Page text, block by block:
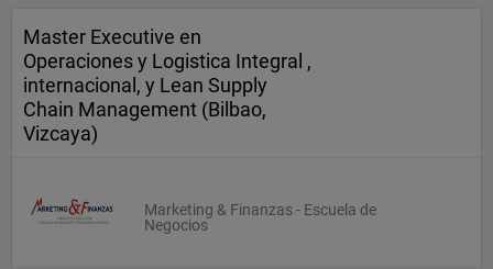
Master Executive en
Operaciones y Logistica Integral ,
internacional, y Lean Supply
Chain Management (Bilbao,
Vizcaya)
Marketing & Finanzas - Escuela de
Negocios